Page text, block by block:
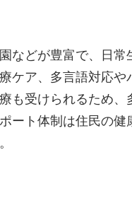
などが豊富で、日
ケア、多言語対応
も受けられるため
ート体制は住民の